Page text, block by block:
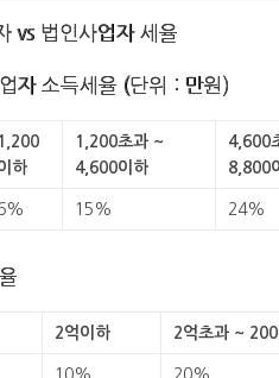
vs 법인사업자 세율
자 소득세율 (단위 : 만원)
1,200
하
1,200초과 ~
4,600이하
4,600
8,800
15% 24%
2억이하 2억초과 ~